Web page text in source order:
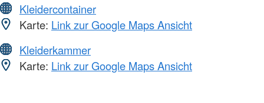
Kleidercontainer
Karte: Link zur Google Maps Ansicht
Kleiderkammer
Karte: Link zur Google Maps Ansicht